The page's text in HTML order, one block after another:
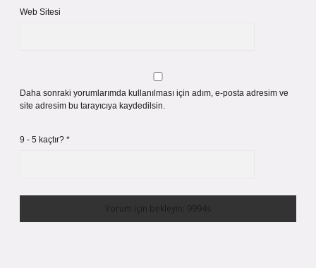
Web Sitesi
Daha sonraki yorumlarımda kullanılması için adım, e-posta adresim ve
site adresim bu tarayıcıya kaydedilsin.
9 - 5 kaçtır? *